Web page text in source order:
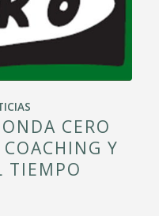
CERO
Y
TIEMPO